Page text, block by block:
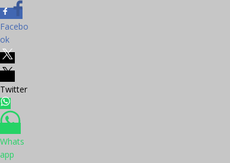
Facebo
ok
Twitter
Whats
app